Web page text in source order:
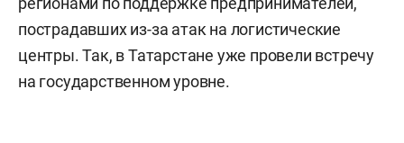
пострадавших из-за атак на логистические
центры. Так, в Татарстане уже провели встречу
на государственном уровне.